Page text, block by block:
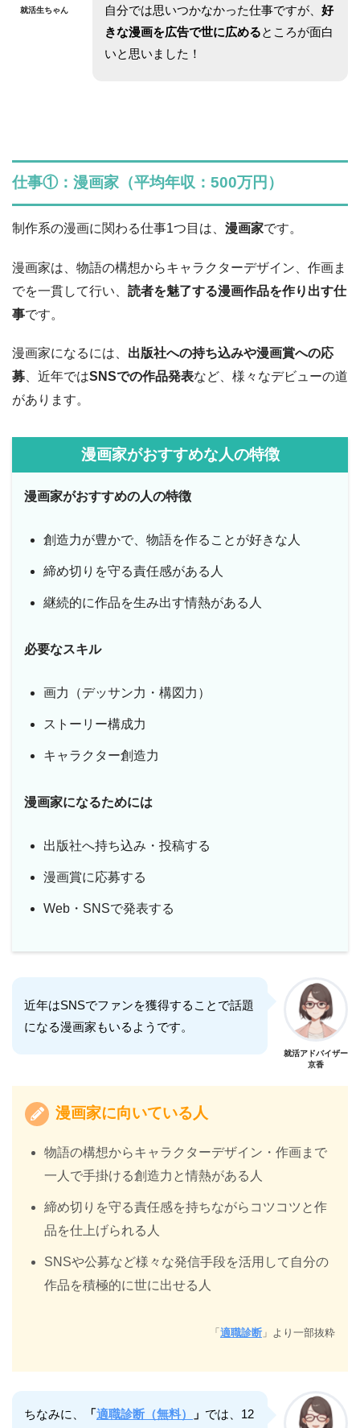
就活生ちゃん 自分では思いつかなかった仕事ですが、 好
きな漫画を広告で世に広めるところが面白
いと思いました！
仕事①：漫画家（平均年収：500万円）
制作系の漫画に関わる仕事1つ目は、 漫画家です。
漫画家は、物語の構想からキャラクターデザイン、作画ま
でを一貫して行い、 読者を魅了する漫画作品を作り出す仕
事です。
漫画家になるには、 出版社への持ち込みや漫画賞への応
募 、近年ではSNSでの作品発表など、様々なデビューの道
があります。
漫画家がおすすめな人の特徴
漫画家がおすすめの人の特徴
創造力が豊かで、物語を作ることが好きな人
締め切りを守る責任感がある人
継続的に作品を生み出す情熱がある人
必要なスキル
画力（デッサン力・構図力）
ストーリー構成力
キャラクター創造力
漫画家になるためには
出版社へ持ち込み・投稿する
漫画賞に応募する
Web・SNSで発表する
近年はSNSでファンを獲得することで話題
になる漫画家もいるようです。
就活アドバイザー
京香
漫画家に向いている人
物語の構想からキャラクターデザイン・作画まで
一人で手掛ける創造力と情熱がある人
締め切りを守る責任感を持ちながらコツコツと作
品を仕上げられる人
SNSや公募など様々な発信手段を活用して自分の
作品を積極的に世に出せる人
「 適職診断 」より一部抜粋
ちなみに、 「適職診断（無料） 」 では、12